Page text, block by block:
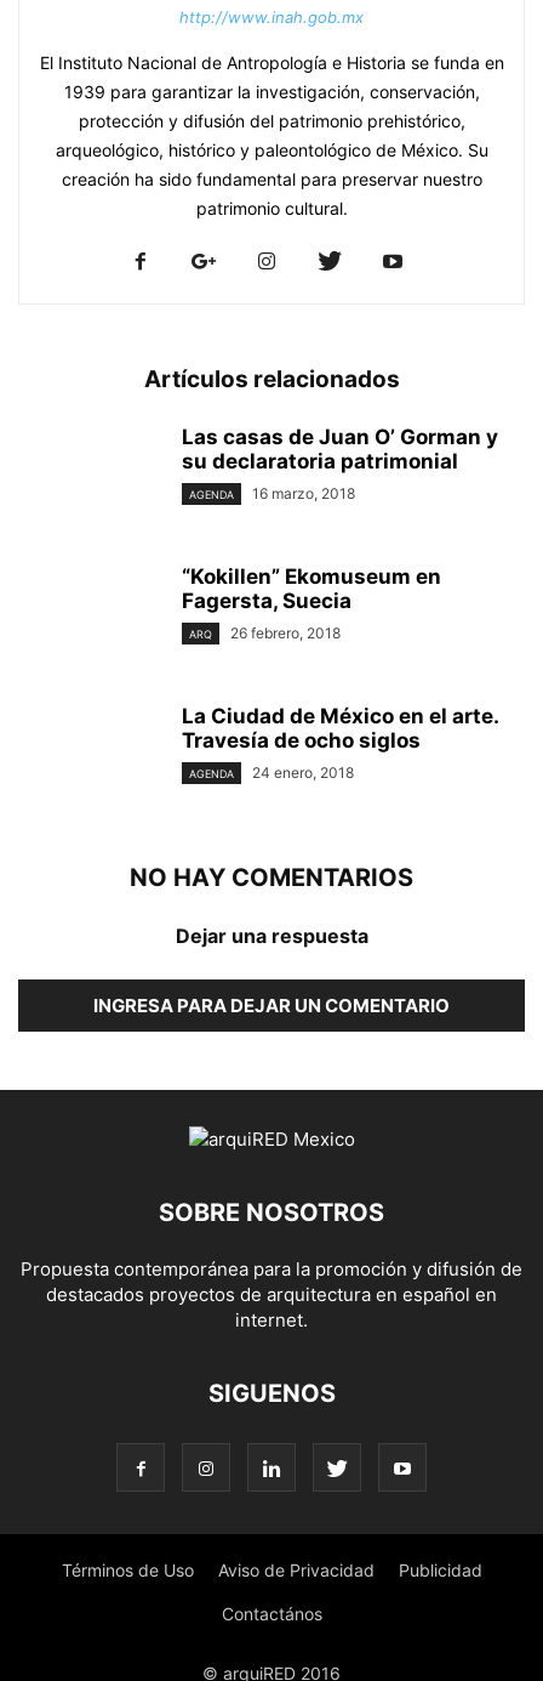
http://www.inah.gob.mx
El Instituto Nacional de Antropología e Historia se funda en
1939 para garantizar la investigación, conservación,
protección y difusión del patrimonio prehistórico,
arqueológico, histórico y paleontológico de México. Su
creación ha sido fundamental para preservar nuestro
patrimonio cultural.
Artículos relacionados
Las casas de Juan O’ Gorman y
su declaratoria patrimonial
AGENDA 16 marzo, 2018
“Kokillen” Ekomuseum en
Fagersta, Suecia
ARQ 26 febrero, 2018
La Ciudad de México en el arte.
Travesía de ocho siglos
AGENDA 24 enero, 2018
NO HAY COMENTARIOS
Dejar una respuesta
INGRESA PARA DEJAR UN COMENTARIO
SOBRE NOSOTROS
Propuesta contemporánea para la promoción y difusión de
destacados proyectos de arquitectura en español en
internet.
SIGUENOS
Términos de Uso Aviso de Privacidad Publicidad
Contactános
© arquiRED 2016